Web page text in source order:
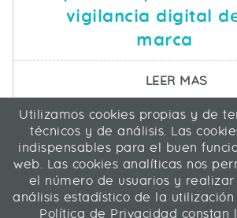
vigilancia digital
marca
LEER MAS
ICA Informática y
C/ La Rábida 27, 28039
91 311 04 87
Contacto | Mapa web
Utilizamos cookies propias y de
técnicos y de análisis. Las
indispensables para el buen
web. Las cookies analíticas nos
el número de usuarios y
análisis estadístico de la
Política de Privacidad constan